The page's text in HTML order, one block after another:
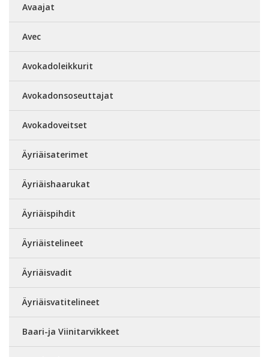
Avaajat
Avec
Avokadoleikkurit
Avokadonsoseuttajat
Avokadoveitset
Äyriäisaterimet
Äyriäishaarukat
Äyriäispihdit
Äyriäistelineet
Äyriäisvadit
Äyriäisvatitelineet
Baari-ja Viinitarvikkeet